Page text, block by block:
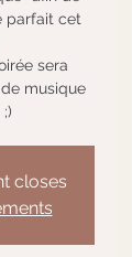
parfait cet
sera
musique
closes